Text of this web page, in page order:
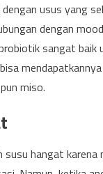
usus yang
dengan
sangat baik
miso.
susu hangat karena